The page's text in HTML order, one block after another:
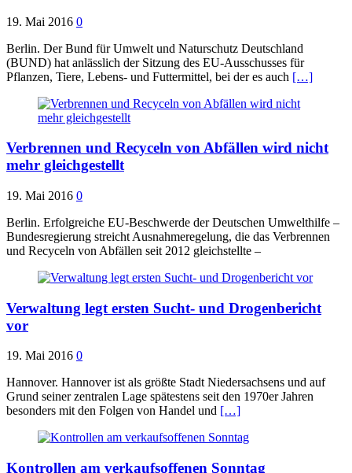
19. Mai 2016 0
Berlin. Der Bund für Umwelt und Naturschutz Deutschland
(BUND) hat anlässlich der Sitzung des EU-Ausschusses für
Pflanzen, Tiere, Lebens- und Futtermittel, bei der es auch […]
Verbrennen und Recyceln von Abfällen wird nicht
mehr gleichgestellt
19. Mai 2016 0
Berlin. Erfolgreiche EU-Beschwerde der Deutschen Umwelthilfe –
Bundesregierung streicht Ausnahmeregelung, die das Verbrennen
und Recyceln von Abfällen seit 2012 gleichstellte –
Verwaltung legt ersten Sucht- und Drogenbericht
vor
19. Mai 2016 0
Hannover. Hannover ist als größte Stadt Niedersachsens und auf
Grund seiner zentralen Lage spätestens seit den 1970er Jahren
besonders mit den Folgen von Handel und […]
Kontrollen am verkaufsoffenen Sonntag